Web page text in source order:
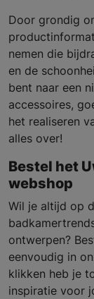
Door grondig
nemen die
en de
bent naar een
accessoires,
het realiseren
alles over!
Bestel het
webshop
Wil je altijd op
ontwerpen?
eenvoudig in
klikken heb je
inspiratie voor